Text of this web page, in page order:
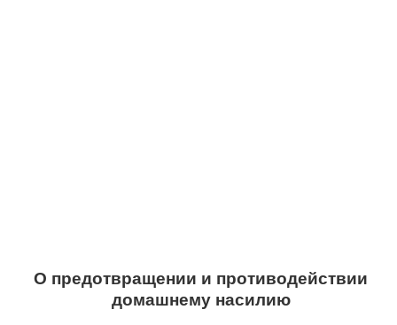
О предотвращении и противодействии
домашнему насилию